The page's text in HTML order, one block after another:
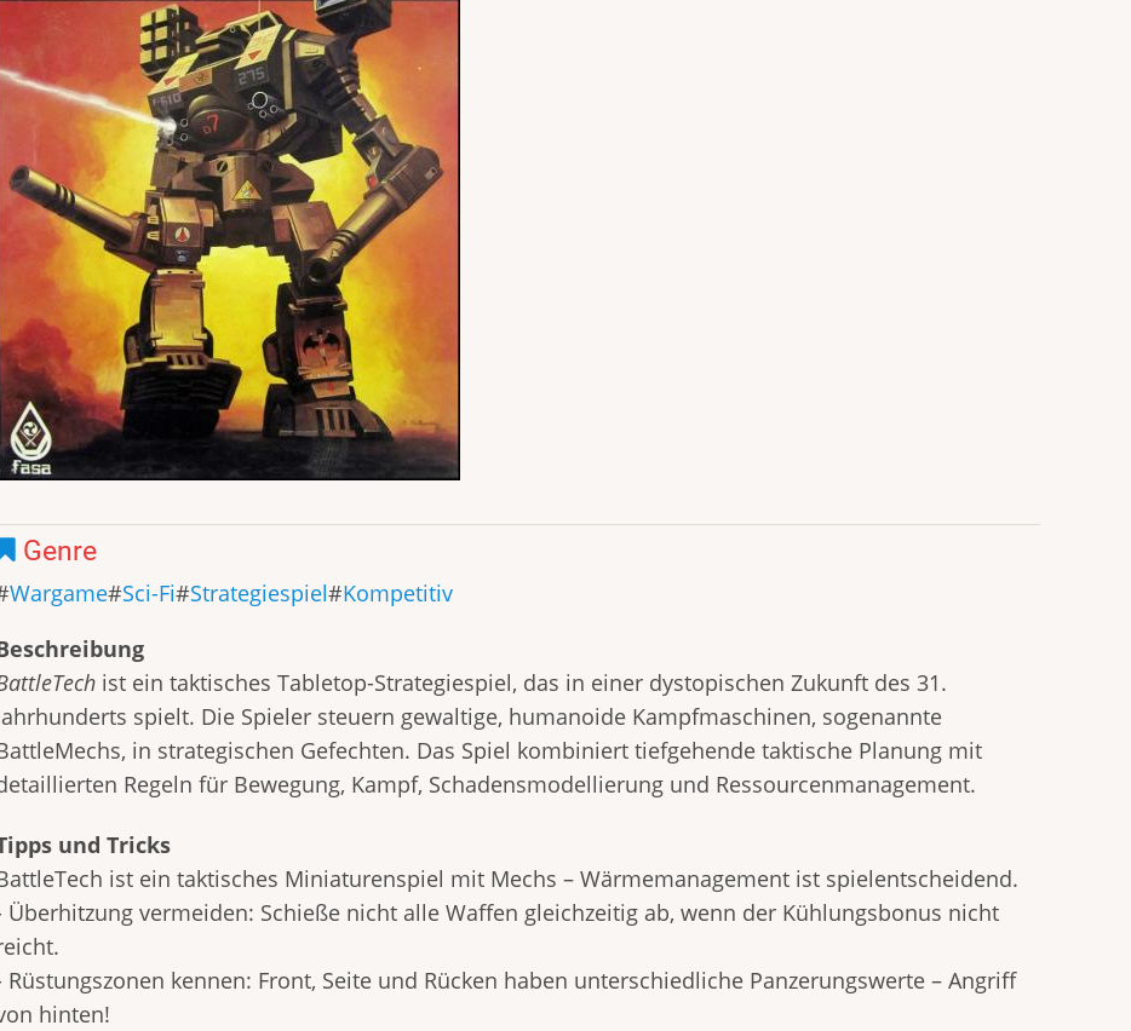
Genre
Wargame Sci-Fi Strategiespiel Kompetitiv
ist ein taktisches Tabletop-Strategiespiel, das in einer dystopischen Zukunft des 31.
spielt. Die Spieler steuern gewaltige, humanoide Kampfmaschinen, sogenannte
in strategischen Gefechten. Das Spiel kombiniert tiefgehende taktische Planung mit
Regeln für Bewegung, Kampf, Schadensmodellierung und Ressourcenmanagement.
und Tricks
ist ein taktisches Miniaturenspiel mit Mechs – Wärmemanagement ist spielentscheidend.
Überhitzung vermeiden: Schieße nicht alle Waffen gleichzeitig ab, wenn der Kühlungsbonus nicht
Rüstungszonen kennen: Front, Seite und Rücken haben unterschiedliche Panzerungswerte – Angriff
hinten!